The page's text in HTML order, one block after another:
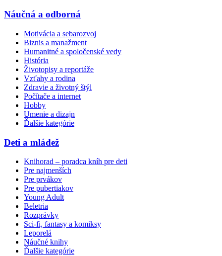
Náučná a odborná
Motivácia a sebarozvoj
Biznis a manažment
Humanitné a spoločenské vedy
História
Životopisy a reportáže
Vzťahy a rodina
Zdravie a životný štýl
Počítače a internet
Hobby
Umenie a dizajn
Ďalšie kategórie
Deti a mládež
Knihorad – poradca kníh pre deti
Pre najmenších
Pre prvákov
Pre pubertiakov
Young Adult
Beletria
Rozprávky
Sci-fi, fantasy a komiksy
Leporelá
Náučné knihy
Ďalšie kategórie